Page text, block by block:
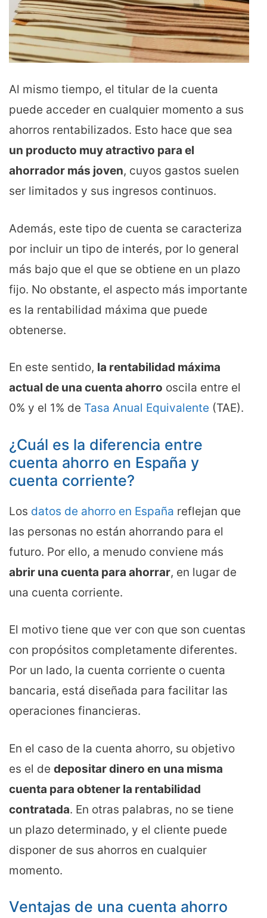
Al mismo tiempo, el titular de la cuenta
puede acceder en cualquier momento a sus
ahorros rentabilizados. Esto hace que sea
un producto muy atractivo para el
ahorrador más joven, cuyos gastos suelen
ser limitados y sus ingresos continuos.
Además, este tipo de cuenta se caracteriza
por incluir un tipo de interés, por lo general
más bajo que el que se obtiene en un plazo
fijo. No obstante, el aspecto más importante
es la rentabilidad máxima que puede
obtenerse.
En este sentido, la rentabilidad máxima
actual de una cuenta ahorro oscila entre el
0% y el 1% de Tasa Anual Equivalente (TAE).
¿Cuál es la diferencia entre
cuenta ahorro en España y
cuenta corriente?
Los datos de ahorro en España reflejan que
las personas no están ahorrando para el
futuro. Por ello, a menudo conviene más
abrir una cuenta para ahorrar, en lugar de
una cuenta corriente.
El motivo tiene que ver con que son cuentas
con propósitos completamente diferentes.
Por un lado, la cuenta corriente o cuenta
bancaria, está diseñada para facilitar las
operaciones financieras.
En el caso de la cuenta ahorro, su objetivo
es el de depositar dinero en una misma
cuenta para obtener la rentabilidad
contratada. En otras palabras, no se tiene
un plazo determinado, y el cliente puede
disponer de sus ahorros en cualquier
momento.
Ventajas de una cuenta ahorro